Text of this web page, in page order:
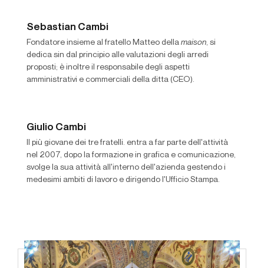
Sebastian Cambi
Fondatore insieme al fratello Matteo della maison, si
dedica sin dal principio alle valutazioni degli arredi
proposti; è inoltre il responsabile degli aspetti
amministrativi e commerciali della ditta (CEO).
Giulio Cambi
Il più giovane dei tre fratelli. entra a far parte dell'attività
nel 2007, dopo la formazione in grafica e comunicazione,
svolge la sua attività all'interno dell'azienda gestendo i
medesimi ambiti di lavoro e dirigendo l'Ufficio Stampa.